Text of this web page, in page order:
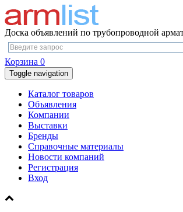
Доска объявлений по трубопроводной
Корзина 0
Toggle navigation
Каталог товаров
Объявления
Компании
Выставки
Бренды
Справочные материалы
Новости компаний
Регистрация
Вход